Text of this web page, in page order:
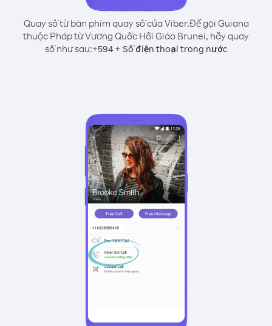
Quay số từ bàn phím quay số của Viber.Để gọi Guiana
thuộc Pháp từ Vương Quốc Hồi Giáo Brunei, hãy quay
số như sau:+594+ Số điện thoại trong nước